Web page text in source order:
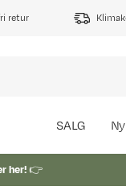
retur
SALG
her!👉